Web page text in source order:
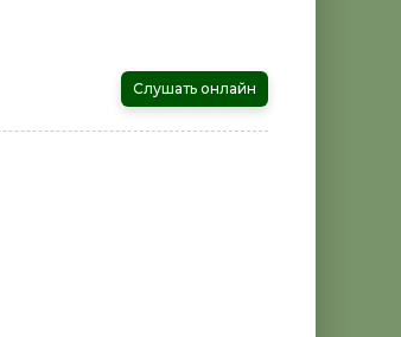
Слушать онлайн